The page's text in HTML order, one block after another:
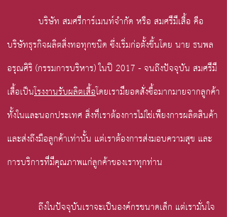
บริษัท สมศรีการ์เมนท์จํากัด หรือ สมศรีมีเสื้อ คือ
บริษัทธุรกิจผลิตสิ่งทอทุกชนิด ซึ่่งเริ่มก่อตั้งขึ้นโดย นาย ธนพล
อรุณศิริ (กรรมการบริหาร) ในปี 2017 - จนถึงปัจจุบัน สมศรีมี
เสื้อเป็นโรงงานรับผลิตเสื้อโดยเรามียอดสั่งซื้อมากมายจากลูกค้า
ทั้งในและนอกประเทศ สิ่งที่เราต้องการไม่ใช่เพียงการผลิตสินค้า
และส่งถึงมือลูกค้าเท่านั้น แต่เราต้องการส่งมอบความสุข และ
การบริการที่มีคุณภาพแก่ลูกค้าของเราทุกท่าน
ถึงในปัจจุบันเราจะเป็นองค์กรขนาดเล็ก แต่เรามั่นใจ